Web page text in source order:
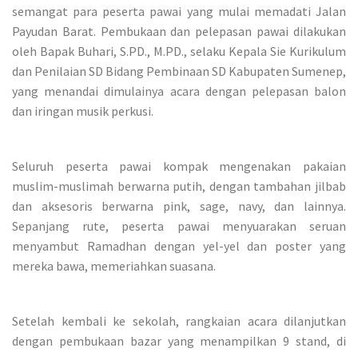
semangat para peserta pawai yang mulai memadati Jalan
Payudan Barat. Pembukaan dan pelepasan pawai dilakukan
oleh Bapak Buhari, S.PD., M.PD., selaku Kepala Sie Kurikulum
dan Penilaian SD Bidang Pembinaan SD Kabupaten Sumenep,
yang menandai dimulainya acara dengan pelepasan balon
dan iringan musik perkusi.
Seluruh peserta pawai kompak mengenakan pakaian
muslim-muslimah berwarna putih, dengan tambahan jilbab
dan aksesoris berwarna pink, sage, navy, dan lainnya.
Sepanjang rute, peserta pawai menyuarakan seruan
menyambut Ramadhan dengan yel-yel dan poster yang
mereka bawa, memeriahkan suasana.
Setelah kembali ke sekolah, rangkaian acara dilanjutkan
dengan pembukaan bazar yang menampilkan 9 stand, di